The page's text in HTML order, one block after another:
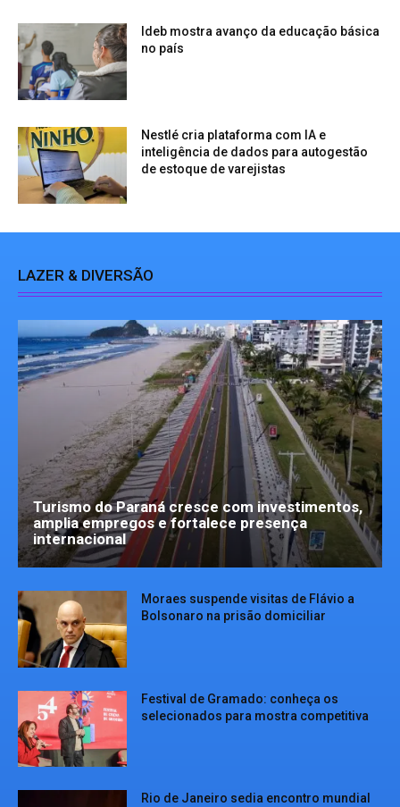
Ideb mostra avanço da educação básica
no país
Nestlé cria plataforma com IA e
inteligência de dados para autogestão
de estoque de varejistas
LAZER & DIVERSÃO
Turismo do Paraná cresce com investimentos,
amplia empregos e fortalece presença
internacional
Moraes suspende visitas de Flávio a
Bolsonaro na prisão domiciliar
Festival de Gramado: conheça os
selecionados para mostra competitiva
Rio de Janeiro sedia encontro mundial